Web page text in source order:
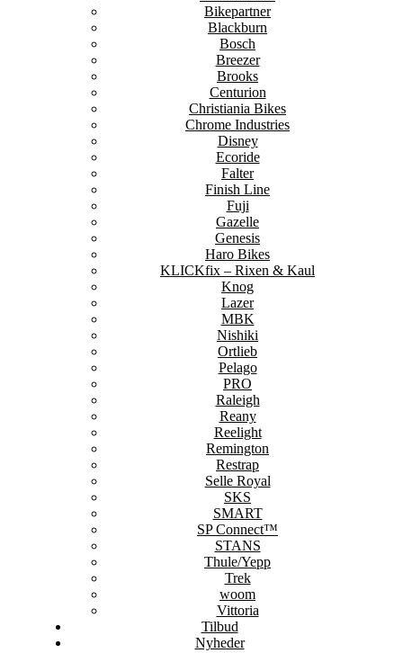
Bikepartner
Blackburn
Bosch
Breezer
Brooks
Centurion
Christiania Bikes
Chrome Industries
Disney
Ecoride
Falter
Finish Line
Fuji
Gazelle
Genesis
Haro Bikes
KLICKfix – Rixen & Kaul
Knog
Lazer
MBK
Nishiki
Ortlieb
Pelago
PRO
Raleigh
Reany
Reelight
Remington
Restrap
Selle Royal
SKS
SMART
SP Connect™
STANS
Thule/Yepp
Trek
woom
Vittoria
Tilbud
Nyheder